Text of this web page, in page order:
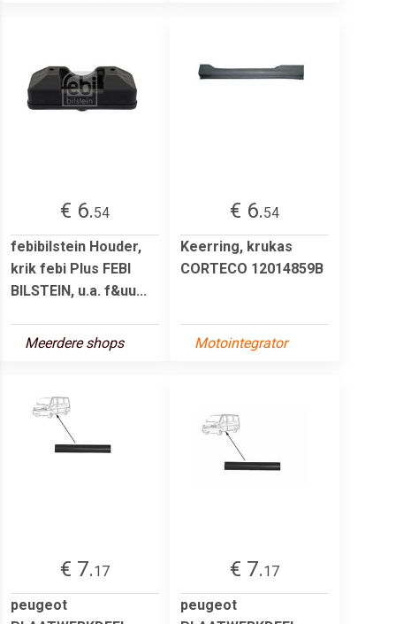
€ 6.54
febibilstein Houder,
krik febi Plus FEBI
BILSTEIN, u.a. f&uu...
Meerdere shops
€ 6.54
Keerring, krukas
CORTECO 12014859B
Motointegrator
€ 7.17
peugeot
€ 7.17
peugeot